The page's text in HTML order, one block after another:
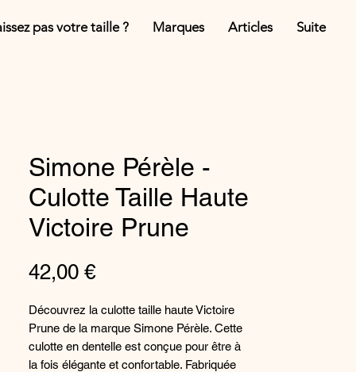
pas votre taille ? Marques Articles Suite
Simone Pérèle -
Culotte Taille Haute
Victoire Prune
42,00 €Preis
Découvrez la culotte taille haute Victoire
Prune de la marque Simone Pérèle. Cette
culotte en dentelle est conçue pour être à
la fois élégante et confortable. Fabriquée